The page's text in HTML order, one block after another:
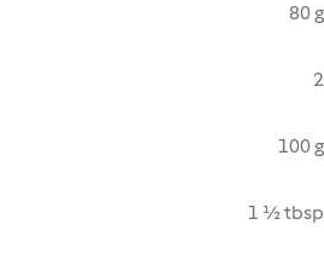
80 g
2
100 g
1 ½ tbsp